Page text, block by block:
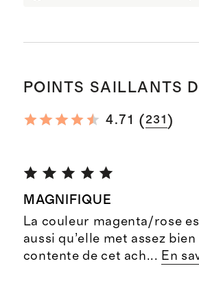
POINTS SAILLANTS
4.71 (231 )
MAGNIFIQUE
La couleur magenta/rose
aussi qu’elle met assez
contente de cet ach... En